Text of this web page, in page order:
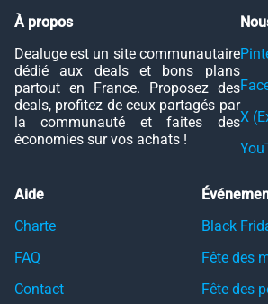
À propos
Dealuge est un site communautaire
dédié aux deals et bons plans
partout en France. Proposez des
deals, profitez de ceux partagés par
la communauté et faites des
économies sur vos achats !
X
Aide
Charte
FAQ
Contact
Black
Fête des
Fête des